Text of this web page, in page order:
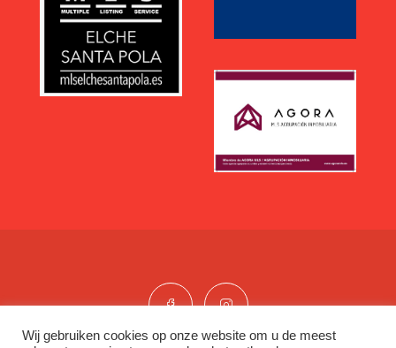
Wij gebruiken cookies op onze website om u de meest